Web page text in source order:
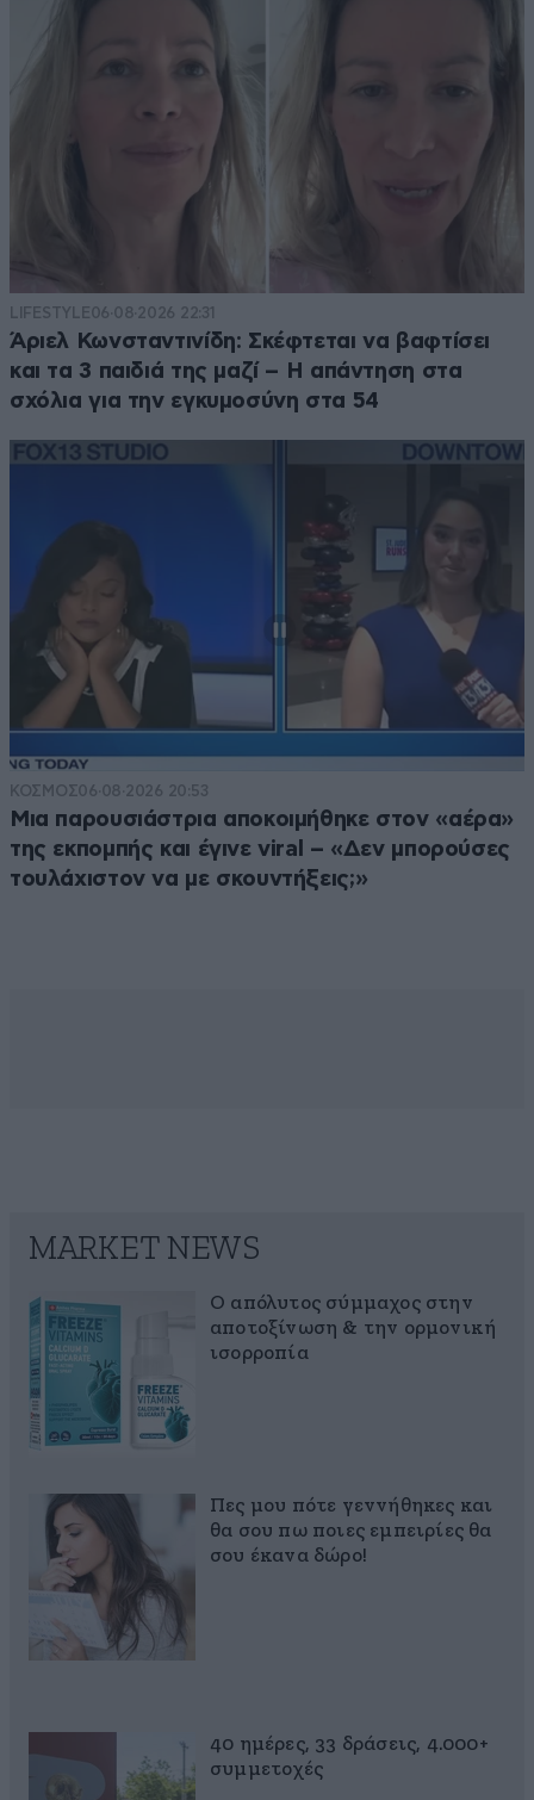
LIFESTYLE06·08·2026 22:31
Άριελ Κωνσταντινίδη: Σκέφτεται να βαφτίσει
και τα 3 παιδιά της μαζί – Η απάντηση στα
σχόλια για την εγκυμοσύνη στα 54
ΚΟΣΜΟΣ06·08·2026 20:53
Μια παρουσιάστρια αποκοιμήθηκε στον «αέρα»
της εκπομπής και έγινε viral – «Δεν μπορούσες
τουλάχιστον να με σκουντήξεις;»
MARKET NEWS
Ο απόλυτος σύμμαχος στην
αποτοξίνωση & την ορμονική
ισορροπία
Πες μου πότε γεννήθηκες και
θα σου πω ποιες εμπειρίες θα
σου έκανα δώρο!
40 ημέρες, 33 δράσεις, 4.000+
συμμετοχές